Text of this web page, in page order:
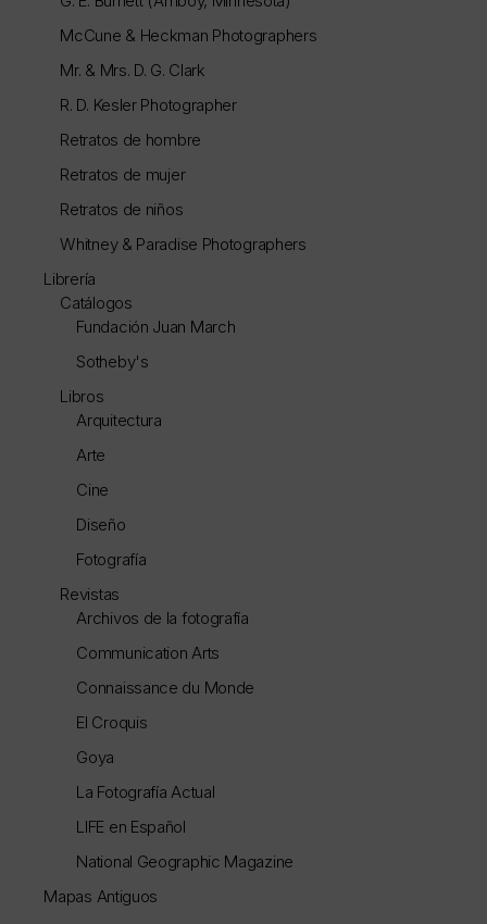
McCune & Heckman Photographers
Mr. & Mrs. D. G. Clark
R. D. Kesler Photographer
Retratos de hombre
Retratos de mujer
Retratos de niños
Whitney & Paradise Photographers
Librería
Catálogos
Fundación Juan March
Sotheby's
Libros
Arquitectura
Arte
Cine
Diseño
Fotografía
Revistas
Archivos de la fotografía
Communication Arts
Connaissance du Monde
El Croquis
Goya
La Fotografía Actual
LIFE en Español
National Geographic Magazine
Mapas Antiguos